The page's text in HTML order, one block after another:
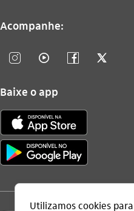
Acompanhe:
instagram_outline video_outline facebook_outline twitter_outline
Baixe o app